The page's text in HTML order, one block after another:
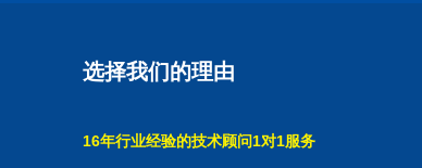
选择我们的理由
16年行业经验的技术顾问1对1服务